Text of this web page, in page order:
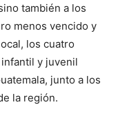
también a los
menos vencido y
los cuatro
y juvenil
junto a los
la región.